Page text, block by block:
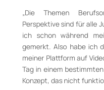
„Die Themen
Perspektive sind für alle
ich schon während
gemerkt. Also habe ich
meiner Plattform auf
Tag in einem
Konzept, das nicht